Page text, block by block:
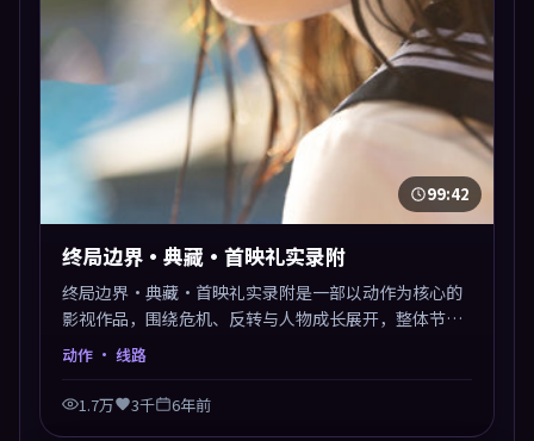
99:42
终局边界·典藏·首映礼实录附
终局边界·典藏·首映礼实录附是一部以动作为核心的
影视作品，围绕危机、反转与人物成长展开，整体节奏
紧凑，值得推荐观看。
动作 · 线路
1.7万 3千 6年前